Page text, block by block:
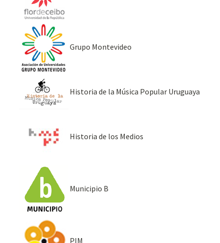
Grupo Montevideo
Historia de la Música Popular Uruguaya
Historia de los Medios
Municipio B
PIM